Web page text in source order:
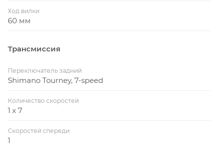
Ход вилки
60 мм
Трансмиссия
Переключатель задний
Shimano Tourney, 7-speed
Количество скоростей
1 x 7
Скоростей спереди
1